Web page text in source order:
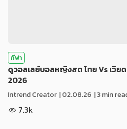
กีฬา
ดูวอลเลย์บอลหญิงสด ไทย Vs เวีย
2026
Intrend Creator |02.08.26 | 3 min
7.3k